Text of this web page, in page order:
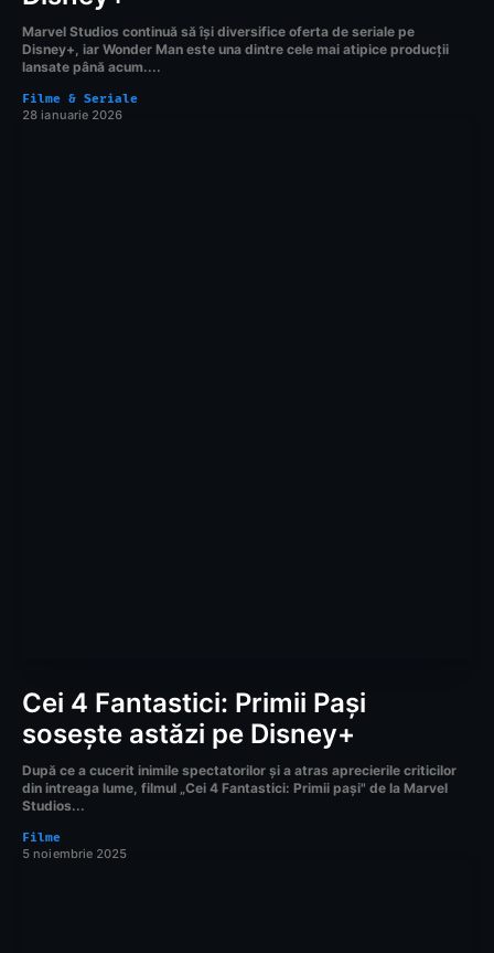
Marvel Studios continuă să își diversifice oferta de seriale pe
Disney+, iar Wonder Man este una dintre cele mai atipice producții
lansate până acum....
Filme & Seriale
28 ianuarie 2026
Cei 4 Fantastici: Primii Pași
sosește astăzi pe Disney+
După ce a cucerit inimile spectatorilor și a atras aprecierile criticilor
din intreaga lume, filmul „Cei 4 Fantastici: Primii pași" de la Marvel
Studios...
Filme
5 noiembrie 2025